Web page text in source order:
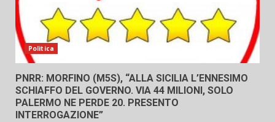
Politica
PNRR: MORFINO (M5S), “ALLA SICILIA L’ENNESIMO
SCHIAFFO DEL GOVERNO. VIA 44 MILIONI, SOLO
PALERMO NE PERDE 20. PRESENTO
INTERROGAZIONE”